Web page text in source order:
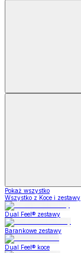
Pokaż wszystko
Wszystko z Koce i zestawy
Dual Feel® zestawy
Barankowe zestawy
Dual Feel® koce